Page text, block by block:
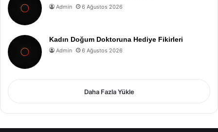
Admin 6 Ağustos 2026
Kadın Doğum Doktoruna Hediye Fikirleri
Admin 6 Ağustos 2026
Daha Fazla Yükle